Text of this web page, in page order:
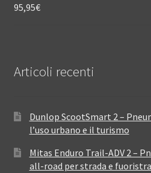
95,95€
Articoli recenti
Dunlop ScootSmart 2 –
l’uso urbano e il turismo
Mitas Enduro Trail-ADV 2 –
all-road per strada e